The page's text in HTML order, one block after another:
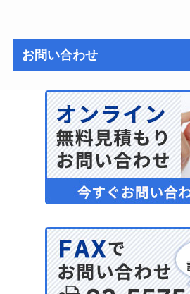
お問い合わせ